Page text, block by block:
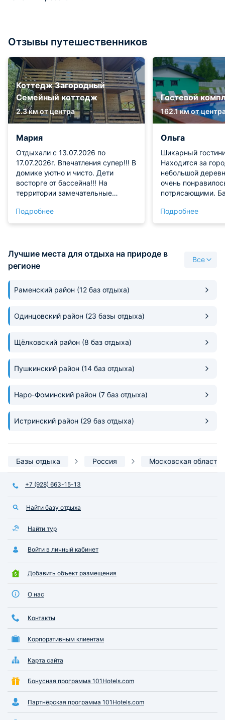
Отзывы путешественников
Коттедж Загородный
Семейный коттедж
2.3 км от центра
Мария
Отдыхали с 13.07.2026 по
17.07.2026г. Впечатления супер!!! В
домике уютно и чисто. Дети
восторге от бассейна!!! На
территории замечательные
сауна в доме. Радушный хозяева.
Доступность магазинов Магнит,
Подробнее
Гостевой
162.1 км от
Ольга
Шикарный
Находится за
небольшой
очень
потрясающими.
нем чистая.
хорошая,
Подробнее
Лучшие места для отдыха на природе в
регионе
Все
Раменский район (12 баз отдыха)
Одинцовский район (23 базы отдыха)
Щёлковский район (8 баз отдыха)
Пушкинский район (14 баз отдыха)
Наро-Фоминский район (7 баз отдыха)
Истринский район (29 баз отдыха)
Базы отдыха Россия Московская область
+7 (928) 663-15-13
Найти базу отдыха
Найти тур
Войти в личный кабинет
Добавить объект размещения
О нас
Контакты
Корпоративным клиентам
Карта сайта
Бонусная программа 101Hotels.com
Партнёрская программа 101Hotels.com